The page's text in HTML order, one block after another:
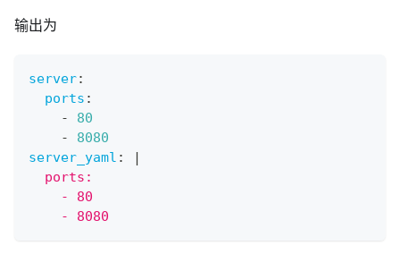
输出为
server:
ports :
-
80
-
8080
server_yaml :
|
  ports:
    - 80
    - 8080